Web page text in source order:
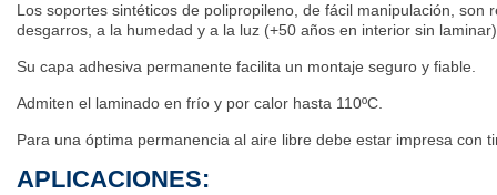
Los soportes sintéticos de polipropileno, de fácil manipulación, son
desgarros, a la humedad y a la luz (+50 años en interior sin
Su capa adhesiva permanente facilita un montaje seguro y fiable.
Admiten el laminado en frío y por calor hasta 110ºC.
Para una óptima permanencia al aire libre debe estar impresa con
APLICACIONES: